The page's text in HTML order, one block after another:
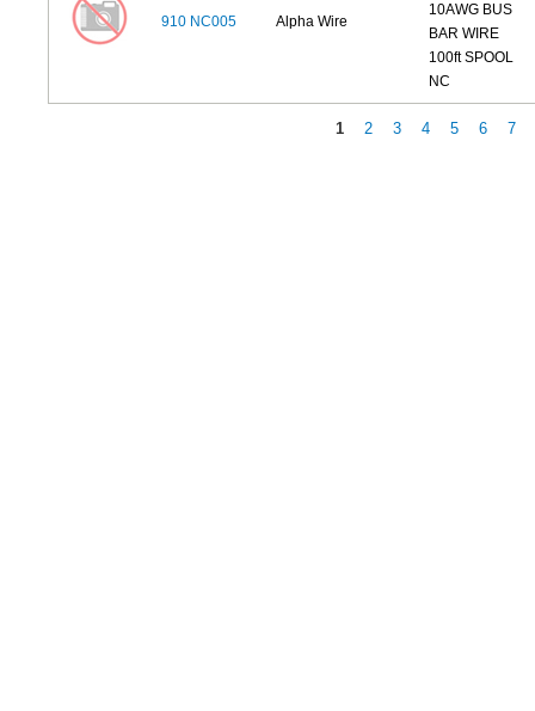
910 NC005 Alpha Wire
10AWG BUS
BAR WIRE
100ft SPOOL
NC
1 2 3 4 5 6 7